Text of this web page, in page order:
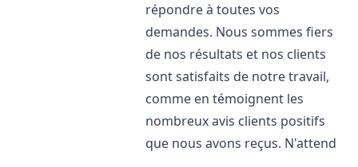
répondre à toutes vos
demandes. Nous sommes fiers
de nos résultats et nos clients
sont satisfaits de notre travail,
comme en témoignent les
nombreux avis clients positifs
que nous avons reçus. N'attend